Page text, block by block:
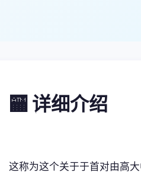
🏧 详细介绍
这称为这个关于于首对由高